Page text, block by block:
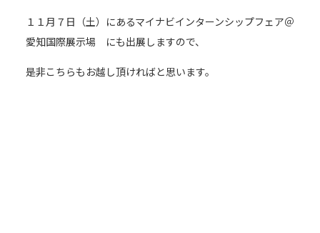
１１月７日（土）にあるマイナビインターンシップフェア＠
愛知国際展示場 にも出展しますので、
是非こちらもお越し頂ければと思います。